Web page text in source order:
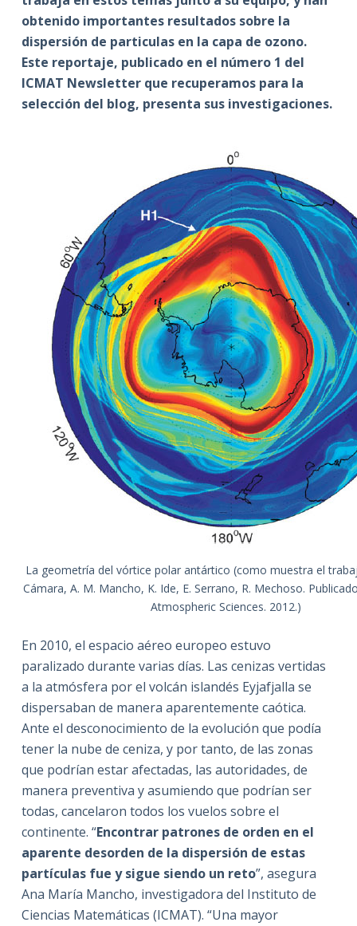
obtenido importantes resultados sobre la
dispersión de particulas en la capa de ozono.
Este reportaje, publicado en el número 1 del
ICMAT Newsletter que recuperamos para la
selección del blog, presenta sus investigaciones.
La geometría del vórtice polar antártico (como muestra el
Cámara, A. M. Mancho, K. Ide, E. Serrano, R. Mechoso.
Atmospheric Sciences. 2012.)
En 2010, el espacio aéreo europeo estuvo
paralizado durante varias días. Las cenizas vertidas
a la atmósfera por el volcán islandés Eyjafjalla se
dispersaban de manera aparentemente caótica.
Ante el desconocimiento de la evolución que podía
tener la nube de ceniza, y por tanto, de las zonas
que podrían estar afectadas, las autoridades, de
manera preventiva y asumiendo que podrían ser
todas, cancelaron todos los vuelos sobre el
continente. “Encontrar patrones de orden en el
aparente desorden de la dispersión de estas
partículas fue y sigue siendo un reto”, asegura
Ana María Mancho, investigadora del Instituto de
Ciencias Matemáticas (ICMAT). “Una mayor